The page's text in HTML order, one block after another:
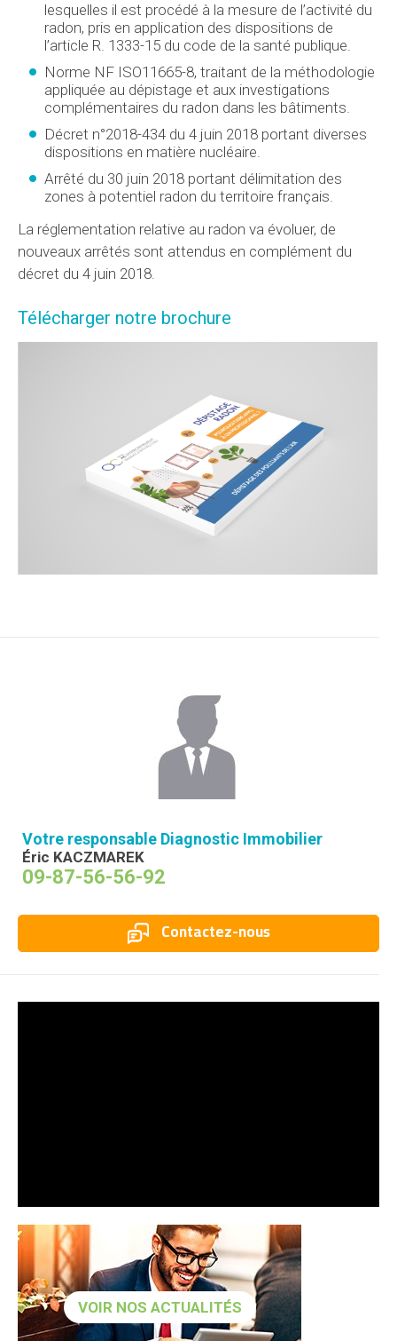
lesquelles il est procédé à la mesure de l’activité du
radon, pris en application des dispositions de
l’article R. 1333-15 du code de la santé publique.
Norme NF ISO11665-8, traitant de la méthodologie
appliquée au dépistage et aux investigations
complémentaires du radon dans les bâtiments.
Décret n°2018-434 du 4 juin 2018 portant diverses
dispositions en matière nucléaire.
Arrêté du 30 juin 2018 portant délimitation des
zones à potentiel radon du territoire français.
La réglementation relative au radon va évoluer, de
nouveaux arrêtés sont attendus en complément du
décret du 4 juin 2018.
Télécharger notre brochure
Votre responsable Diagnostic Immobilier
Éric KACZMAREK
09-87-56-56-92
Contactez-nous
VOIR NOS ACTUALITÉS